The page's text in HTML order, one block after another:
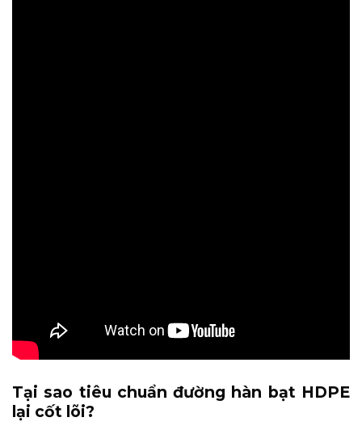
Tại sao tiêu chuẩn đường hàn bạt HDPE
lại cốt lõi?